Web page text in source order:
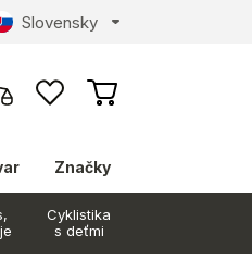
Slovensky
Značky
Cyklistika
s deťmi